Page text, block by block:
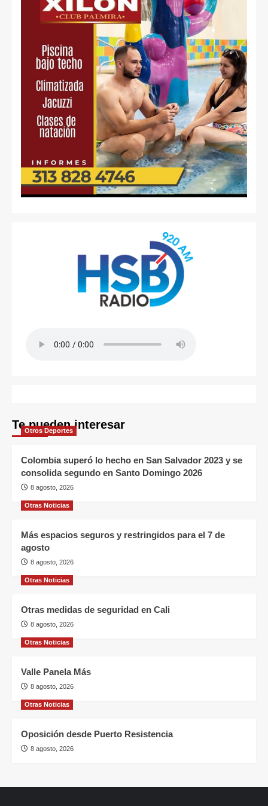
Te pueden interesar
Otros Deportes
Colombia superó lo hecho en San Salvador 2023 y se
consolida segundo en Santo Domingo 2026
8 agosto, 2026
Otras Noticias
Más espacios seguros y restringidos para el 7 de
agosto
8 agosto, 2026
Otras Noticias
Otras medidas de seguridad en Cali
8 agosto, 2026
Otras Noticias
Valle Panela Más
8 agosto, 2026
Otras Noticias
Oposición desde Puerto Resistencia
8 agosto, 2026